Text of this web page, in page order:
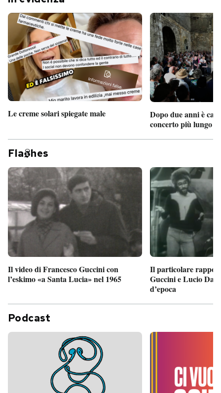
Le creme solari spiegate male
Dopo due anni è
concerto più lungo
Fla hes
Il video di Francesco Guccini con
l’eskimo «a Santa Lucia» nel 1965
Il particolare
Guccini e Lucio
d’epoca
Podcast